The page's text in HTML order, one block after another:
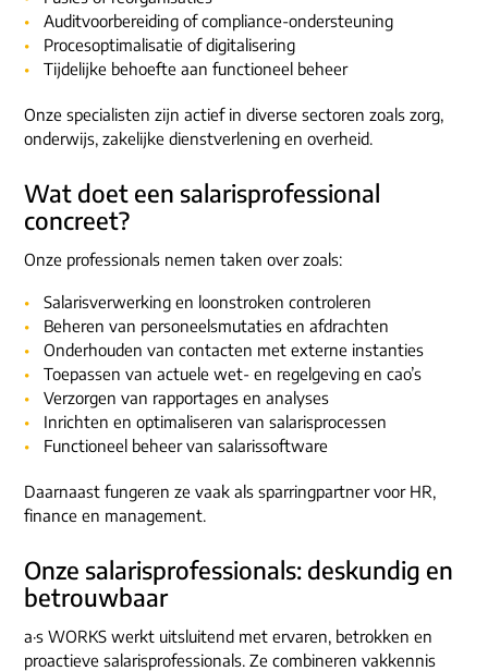
Auditvoorbereiding of compliance-ondersteuning
Procesoptimalisatie of digitalisering
Tijdelijke behoefte aan functioneel beheer
Onze specialisten zijn actief in diverse sectoren zoals zorg,
onderwijs, zakelijke dienstverlening en overheid.
Wat doet een salarisprofessional
concreet?
Onze professionals nemen taken over zoals:
Salarisverwerking en loonstroken controleren
Beheren van personeelsmutaties en afdrachten
Onderhouden van contacten met externe instanties
Toepassen van actuele wet- en regelgeving en cao’s
Verzorgen van rapportages en analyses
Inrichten en optimaliseren van salarisprocessen
Functioneel beheer van salarissoftware
Daarnaast fungeren ze vaak als sparringpartner voor HR,
finance en management.
Onze salarisprofessionals: deskundig en
betrouwbaar
a·s WORKS werkt uitsluitend met ervaren, betrokken en
proactieve salarisprofessionals. Ze combineren vakkennis